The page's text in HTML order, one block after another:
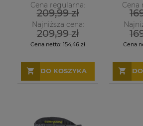
Cena regularna:
209,99 zł
Najniższa cena:
209,99 zł
Cena netto: 154,46 zł
DO KOSZYKA
Cena
Cena